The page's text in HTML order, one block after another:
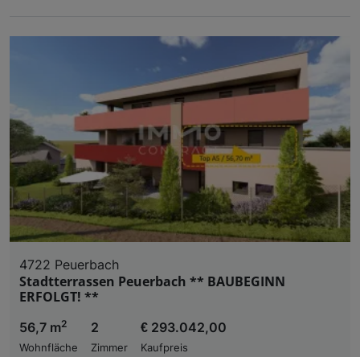
4722 Peuerbach
Stadtterrassen Peuerbach ** BAUBEGINN
ERFOLGT! **
56,7 m2
Wohnfläche
2
Zimmer
€ 293.042,00
Kaufpreis